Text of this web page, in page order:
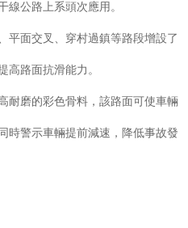
線公路上系頭次應用。
平面交叉、穿村過鎮等路段增設了
高路面抗滑能力。
耐磨的彩色骨料，該路面可使車輛
時警示車輛提前減速，降低事故發